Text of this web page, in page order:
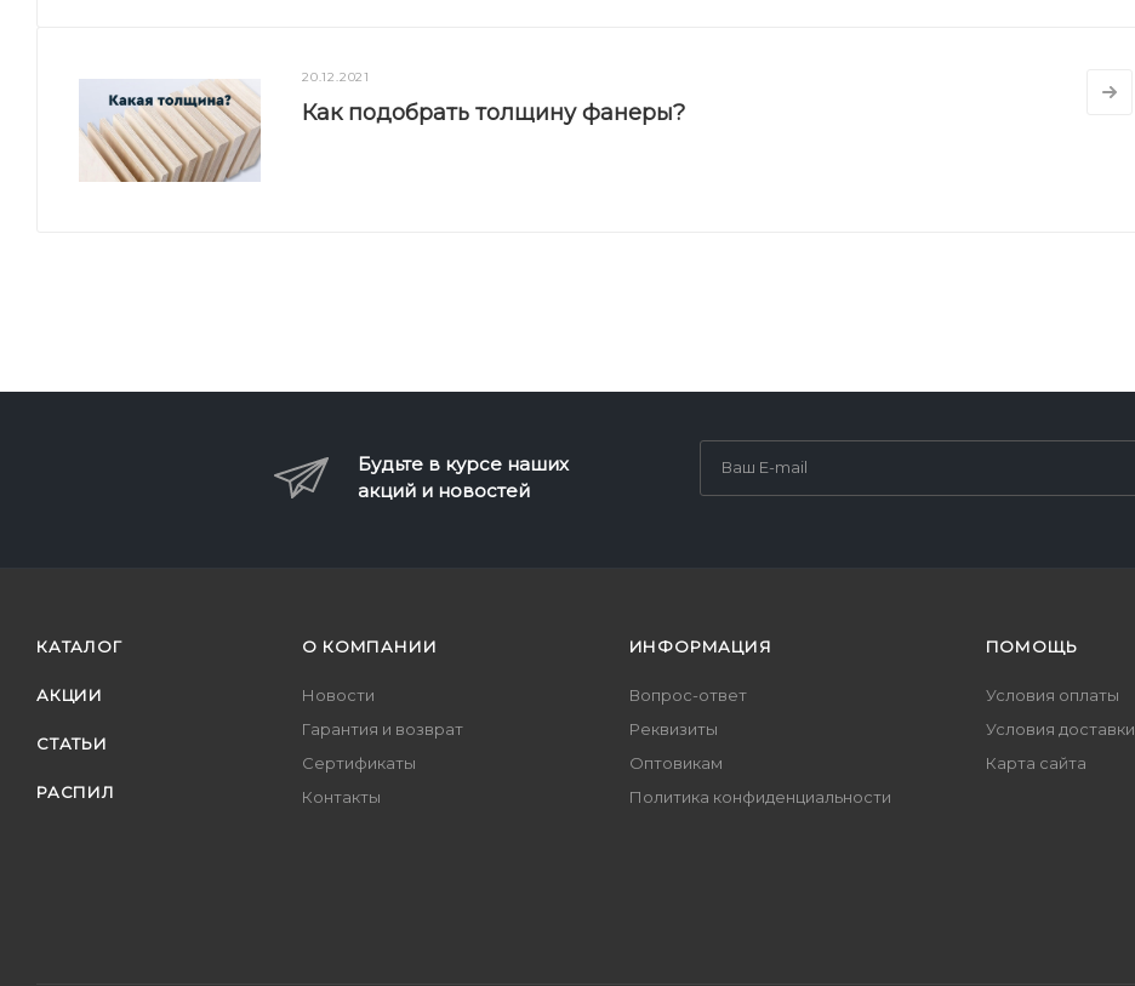
20.12.2021
Как подобрать толщину фанеры?
Будьте в курсе наших
акций и новостей
КАТАЛОГ
АКЦИИ
СТАТЬИ
РАСПИЛ
О КОМПАНИИ
Новости
Гарантия и возврат
Сертификаты
Контакты
ИНФОРМАЦИЯ
Вопрос-ответ
Реквизиты
Оптовикам
Политика конфиденциальности
ПОМОЩЬ
Условия оплаты
Условия доставки
Карта сайта